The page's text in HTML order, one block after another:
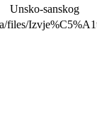
files/